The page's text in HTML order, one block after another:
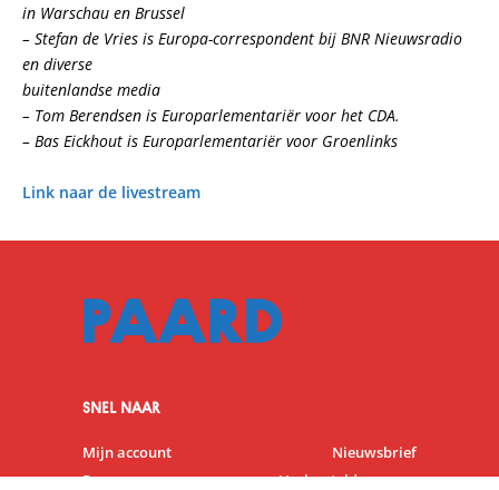
in Warschau en Brussel
– Stefan de Vries is Europa-correspondent bij BNR Nieuwsradio
en diverse
buitenlandse media
– Tom Berendsen is Europarlementariër voor het CDA.
– Bas Eickhout is Europarlementariër voor Groenlinks
Link naar de livestream
SNEL NAAR
Mijn account
Nieuwsbrief
Programma
Veelgestelde vragen